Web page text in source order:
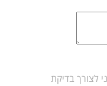
לצורך בדיקת